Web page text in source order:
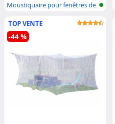
Moustiquaire pour fenêtres de
TOP VENTE
-44 %